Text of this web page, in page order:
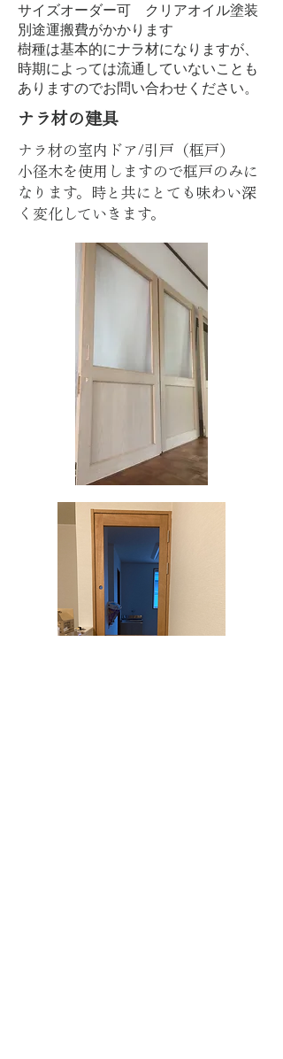
​サイズオーダー可 クリアオイル塗装
​別途運搬費がかかります
樹種は基本的にナラ材になりますが、
時期によっては流通していないことも
ありますのでお問い合わせください。
​ナラ材の建具
ナラ材の室内ドア/引戸（框戸）
​小径木を使用しますので框戸のみに
なります。時と共にとても味わい深
く変化していきます。